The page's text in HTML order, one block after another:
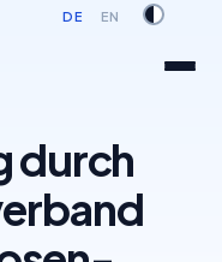
DE EN
durch